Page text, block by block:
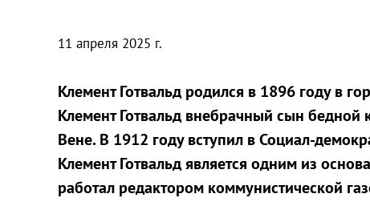
11 апреля 2025 г.
Клемент Готвальд родился в 1896 году в
Клемент Готвальд внебрачный сын
Вене. В 1912 году вступил в Социал-
Клемент Готвальд является одним из
работал редактором коммунистической